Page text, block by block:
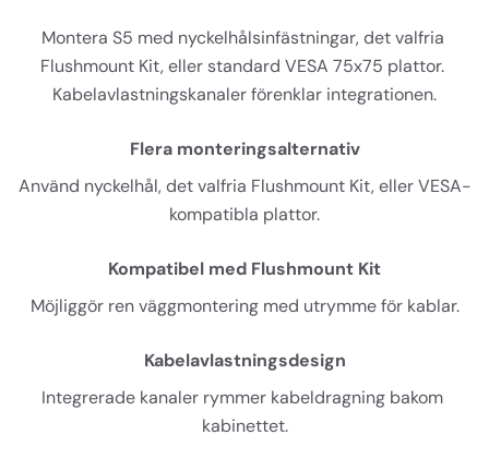
Montera S5 med nyckelhålsinfästningar, det valfria
Flushmount Kit, eller standard VESA 75x75 plattor.
Kabelavlastningskanaler förenklar integrationen.
Flera monteringsalternativ
Använd nyckelhål, det valfria Flushmount Kit, eller VESA-
kompatibla plattor.
Kompatibel med Flushmount Kit
Möjliggör ren väggmontering med utrymme för kablar.
Kabelavlastningsdesign
Integrerade kanaler rymmer kabeldragning bakom
kabinettet.